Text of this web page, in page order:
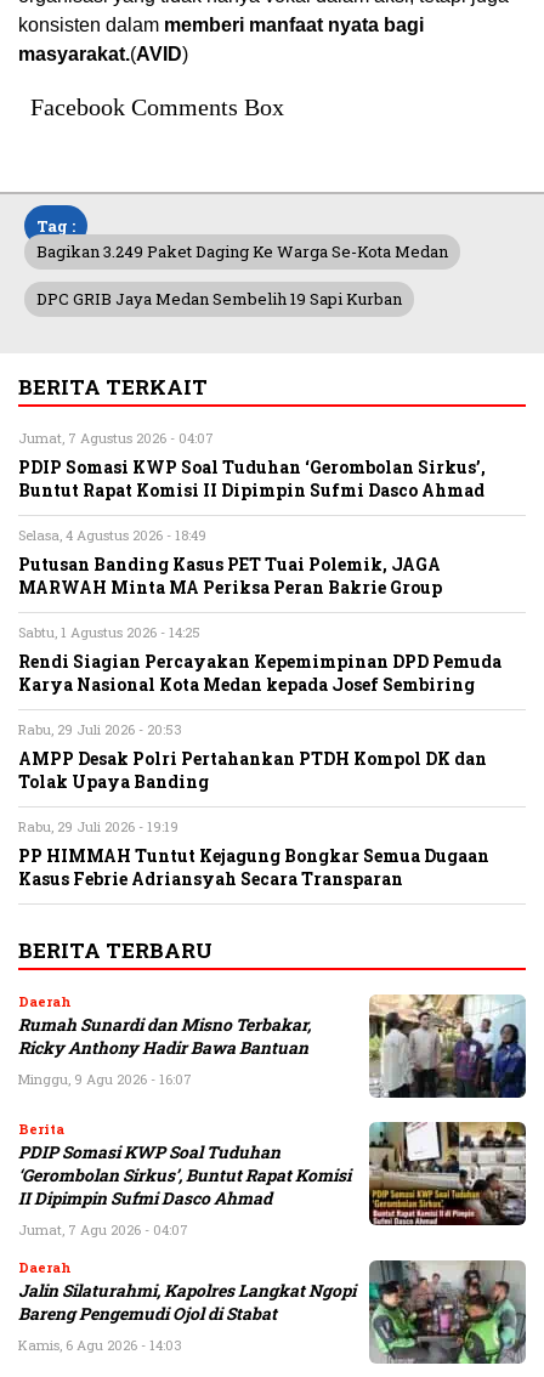
konsisten dalam memberi manfaat nyata bagi
masyarakat.(AVID)
Facebook Comments Box
Tag :
Bagikan 3.249 Paket Daging Ke Warga Se-Kota Medan
DPC GRIB Jaya Medan Sembelih 19 Sapi Kurban
BERITA TERKAIT
Jumat, 7 Agustus 2026 - 04:07
PDIP Somasi KWP Soal Tuduhan ‘Gerombolan Sirkus’,
Buntut Rapat Komisi II Dipimpin Sufmi Dasco Ahmad
Selasa, 4 Agustus 2026 - 18:49
Putusan Banding Kasus PET Tuai Polemik, JAGA
MARWAH Minta MA Periksa Peran Bakrie Group
Sabtu, 1 Agustus 2026 - 14:25
Rendi Siagian Percayakan Kepemimpinan DPD Pemuda
Karya Nasional Kota Medan kepada Josef Sembiring
Rabu, 29 Juli 2026 - 20:53
AMPP Desak Polri Pertahankan PTDH Kompol DK dan
Tolak Upaya Banding
Rabu, 29 Juli 2026 - 19:19
PP HIMMAH Tuntut Kejagung Bongkar Semua Dugaan
Kasus Febrie Adriansyah Secara Transparan
BERITA TERBARU
Daerah
Rumah Sunardi dan Misno Terbakar,
Ricky Anthony Hadir Bawa Bantuan
Minggu, 9 Agu 2026 - 16:07
Berita
PDIP Somasi KWP Soal Tuduhan
‘Gerombolan Sirkus’, Buntut Rapat Komisi
II Dipimpin Sufmi Dasco Ahmad
Jumat, 7 Agu 2026 - 04:07
Daerah
Jalin Silaturahmi, Kapolres Langkat Ngopi
Bareng Pengemudi Ojol di Stabat
Kamis, 6 Agu 2026 - 14:03